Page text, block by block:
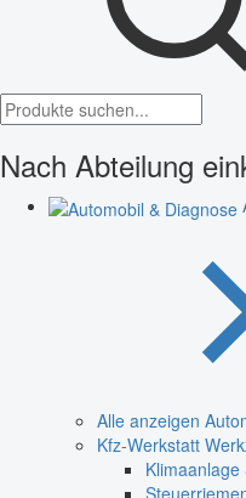
Nach Abteilung
Alle anzeigen
Kfz-Werkstatt
Klimaanlage